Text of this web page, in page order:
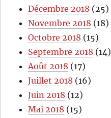
Décembre 2018 (25)
Novembre 2018 (18)
Octobre 2018 (15)
Septembre 2018 (14)
Août 2018 (17)
Juillet 2018 (16)
Juin 2018 (12)
Mai 2018 (15)